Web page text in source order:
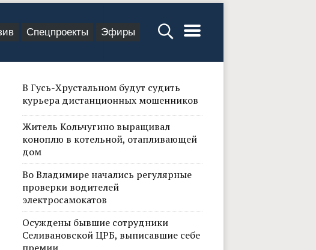
Спецпроекты Эфиры
В Гусь-Хрустальном будут судить
курьера дистанционных мошенников
Житель Кольчугино выращивал
коноплю в котельной, отапливающей
дом
Во Владимире начались регулярные
проверки водителей
электросамокатов
Осуждены бывшие сотрудники
Селивановской ЦРБ, выписавшие себе